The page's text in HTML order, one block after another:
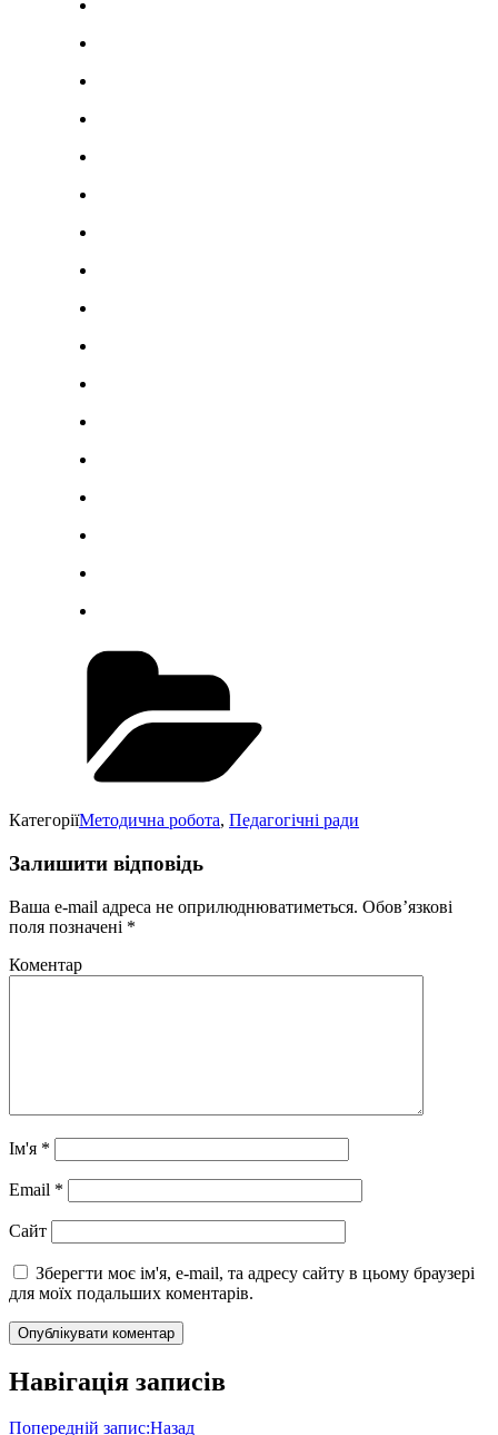
КатегоріїМетодична робота, Педагогічні ради
Залишити відповідь
Ваша e-mail адреса не оприлюднюватиметься. Обов’язкові
поля позначені *
Коментар
Ім'я *
Email *
Сайт
Зберегти моє ім'я, e-mail, та адресу сайту в цьому браузері
для моїх подальших коментарів.
Навігація записів
Попередній запис:Назад